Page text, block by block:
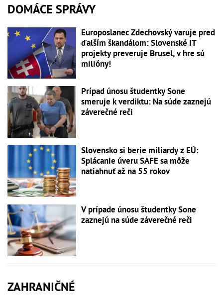
DOMÁCE SPRÁVY
Europoslanec Zdechovský varuje pred
ďalším škandálom: Slovenské IT
projekty preveruje Brusel, v hre sú
milióny!
Prípad únosu študentky Sone
smeruje k verdiktu: Na súde zaznejú
záverečné reči
Slovensko si berie miliardy z EÚ:
Splácanie úveru SAFE sa môže
natiahnuť až na 55 rokov
V prípade únosu študentky Sone
zaznejú na súde záverečné reči
ZAHRANIČNÉ